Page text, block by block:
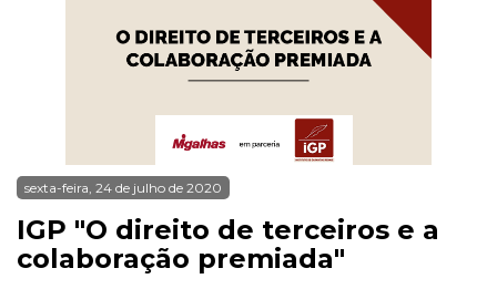
sexta-feira, 24 de julho de 2020
IGP "O direito de terceiros e a
colaboração premiada"